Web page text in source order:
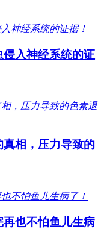
入神经系统的证
相，压力导致的
也不怕鱼儿生病